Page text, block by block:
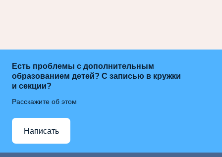
Есть проблемы с дополнительным
образованием детей? С записью в кружки
и секции?
Расскажите об этом
Написать